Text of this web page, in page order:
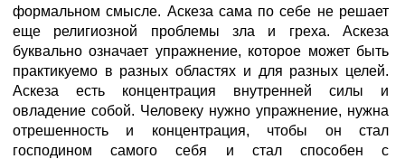
формальном смысле. Аскеза сама по себе не решает
еще религиозной проблемы зла и греха. Аскеза
буквально означает упражнение, которое может быть
практикуемо в разных областях и для разных целей.
Аскеза есть концентрация внутренней силы и
овладение собой. Человеку нужно упражнение, нужна
отрешенность и концентрация, чтобы он стал
господином самого себя и стал способен с